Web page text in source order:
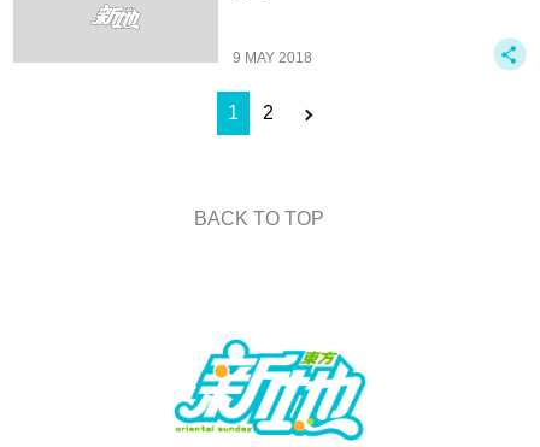
9 MAY 2018
1 2
BACK TO TOP